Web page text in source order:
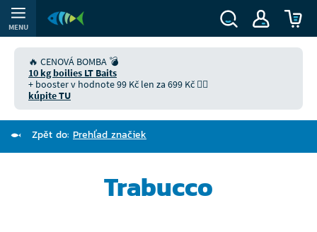
MENU
🔥 CENOVÁ BOMBA 💣
10 kg boilies LT Baits
+ booster v hodnote 99 Kč len za 699 Kč 👉🏻
kúpite TU
Zpět do: Prehľad značiek
Trabucco